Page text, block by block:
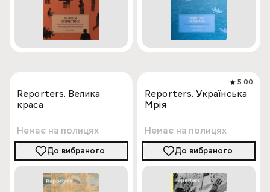
Reporters. Велика
краса
Немає на полицях
До вибраного
5.00
Reporters. Українська
Мрія
Немає на полицях
До вибраного